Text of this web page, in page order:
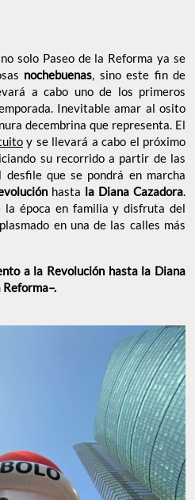
solo Paseo de la Reforma ya se
a cabo uno de los primeros
Inevitable amar al osito
decembrina que representa. El
y se llevará a cabo el próximo
su recorrido a partir de las
que se pondrá en marcha
Revoluciónhasta la Diana
magia de la época en familia y
musical plasmado en una de las
a la Revolución hasta la